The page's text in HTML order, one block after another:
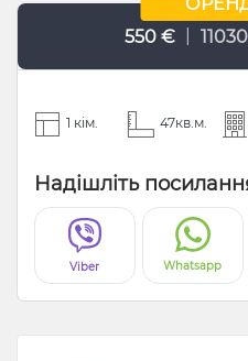
550 €
1 кім. 47кв.м.
Надішліть
Viber Whatsapp